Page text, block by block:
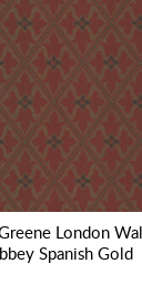
London
Spanish Gold